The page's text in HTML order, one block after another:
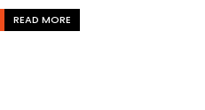
READ MORE